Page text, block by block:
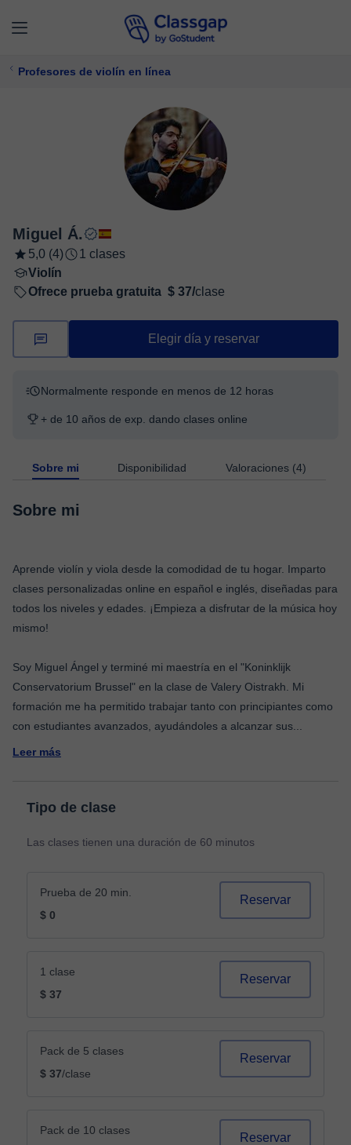
Profesores de violín en línea
Miguel Á.
5,0 (4)
1 clases
Violín
Ofrece prueba gratuita $ 37/clase
Elegir día y reservar
Normalmente responde en menos de 12 horas
+ de 10 años de exp. dando clases online
Sobre mi Disponibilidad Valoraciones (4)
Sobre mi
Aprende violín y viola desde la comodidad de tu hogar. Imparto
clases personalizadas online en español e inglés, diseñadas para
todos los niveles y edades. ¡Empieza a disfrutar de la música hoy
mismo!
Soy Miguel Ángel y terminé mi maestría en el "Koninklijk
Conservatorium Brussel" en la clase de Valery Oistrakh. Mi
formación me ha permitido trabajar tanto con principiantes como
con estudiantes avanzados, ayudándoles a alcanzar sus
Leer más
Tipo de clase
Las clases tienen una duración de 60 minutos
Prueba de 20 min.
$ 0
Reservar
1 clase
$ 37
Reservar
Pack de 5 clases
$ 37/clase
Reservar
Pack de 10 clases
Reservar